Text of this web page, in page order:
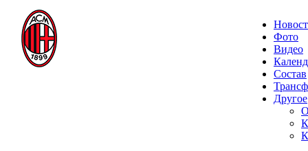
Фото
Видео
Состав
Другое